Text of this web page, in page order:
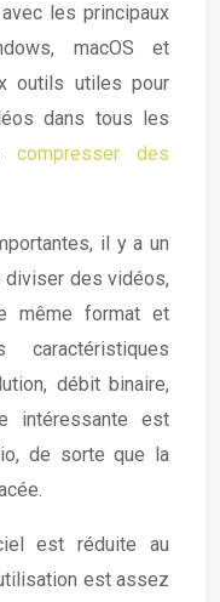
les principaux
macOS et
outils utiles pour
dans tous les
compresser des
il y a un
diviser des vidéos,
même format et
débit binaire,
intéressante est
de sorte que la
est réduite au
est assez